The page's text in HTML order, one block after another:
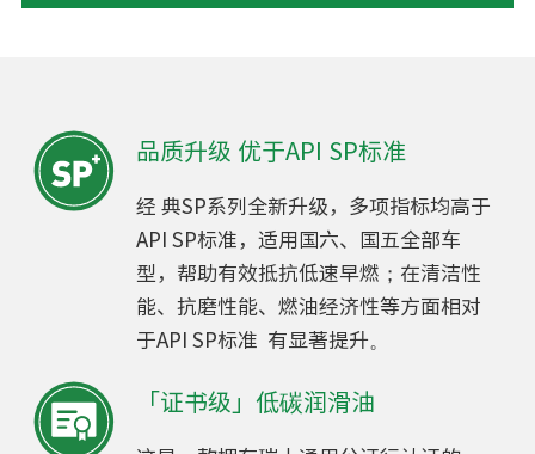
品质升级 优于API SP标准
经 典SP系列全新升级，多项指标均高于
API SP标准，适用国六、国五全部车
型，帮助有效抵抗低速早燃；在清洁性
能、抗磨性能、燃油经济性等方面相对
于API SP标准 有显著提升。
「证书级」低碳润滑油